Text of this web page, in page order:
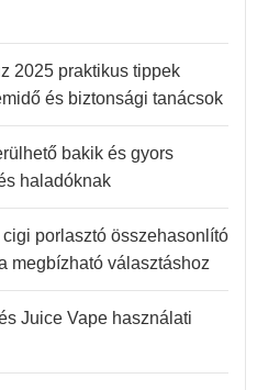
2025 praktikus tippek
és biztonsági tanácsok
bakik és gyors
haladóknak
porlasztó összehasonlító
megbízható választáshoz
Juice Vape használati